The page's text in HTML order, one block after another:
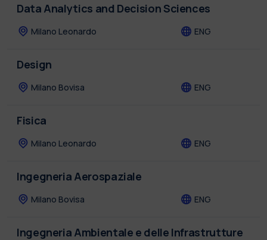
Data Analytics and Decision Sciences
Milano Leonardo ENG
Design
Milano Bovisa ENG
Fisica
Milano Leonardo ENG
Ingegneria Aerospaziale
Milano Bovisa ENG
Ingegneria Ambientale e delle Infrastrutture